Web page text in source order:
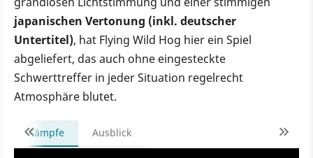
japanischen Vertonung (inkl. deutscher
Untertitel), hat Flying Wild Hog hier ein Spiel
abgeliefert, das auch ohne eingesteckte
Schwerttreffer in jeder Situation regelrecht
Atmosphäre blutet.
Kämpfe Ausblick